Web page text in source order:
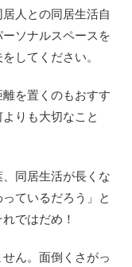
人との同居生活自
ソナルスペースを
してください。
を置くのもおすす
りも大切なこと
、同居生活が長くな
ているだろう」と
ではだめ！
ん。面倒くさがっ